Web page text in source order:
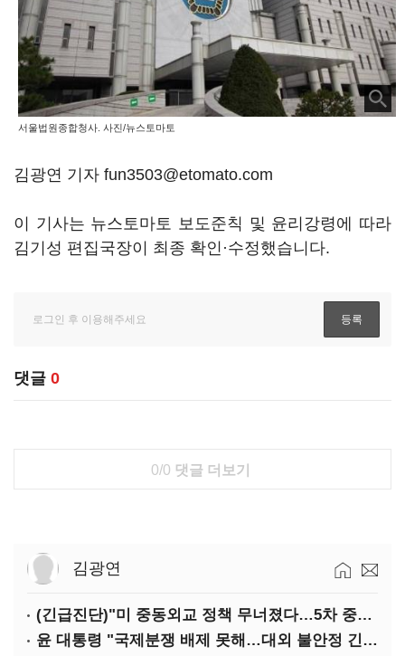
서울법원종합청사. 사진/뉴스토마토
김광연 기자 fun3503@etomato.com
이 기사는 뉴스토마토 보도준칙 및 윤리강령에 따라
김기성 편집국장이 최종 확인·수정했습니다.
댓글 0
0/0 댓글 더보기
김광연
(긴급진단)"미 중동외교 정책 무너졌다…5차 중동전 가능성은 낮아"
윤 대통령 "국제분쟁 배제 못해…대외 불안정 긴밀대응"